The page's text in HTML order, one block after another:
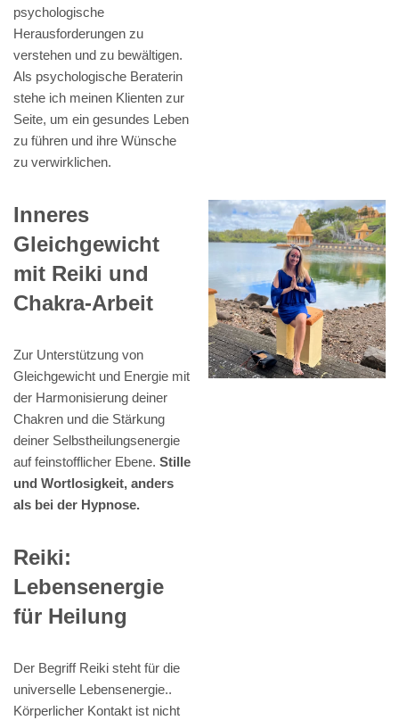
psychologische
Herausforderungen zu
verstehen und zu bewältigen.
Als psychologische Beraterin
stehe ich meinen Klienten zur
Seite, um ein gesundes Leben
zu führen und ihre Wünsche
zu verwirklichen.
Inneres
Gleichgewicht
mit Reiki und
Chakra-Arbeit
Zur Unterstützung von
Gleichgewicht und Energie mit
der Harmonisierung deiner
Chakren und die Stärkung
deiner Selbstheilungsenergie
auf feinstofflicher Ebene. Stille
und Wortlosigkeit, anders
als bei der Hypnose.
Reiki:
Lebensenergie
für Heilung
Der Begriff Reiki steht für die
universelle Lebensenergie..
Körperlicher Kontakt ist nicht